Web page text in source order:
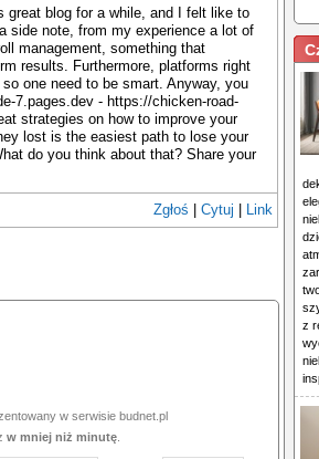
great blog for a while, and I felt like to
side note, from my experience a lot of
management, something that
results. Furthermore, platforms right
one need to be smart. Anyway, you
7.pages.dev - https://chicken-road-
strategies on how to improve your
lost is the easiest path to lose your
do you think about that? Share your
Zgłoś Cytuj Link
w serwisie budnet.pl
w mniej niż minutę
z